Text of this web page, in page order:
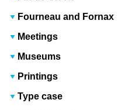
Fourneau and Fornax
Meetings
Museums
Printings
Type case